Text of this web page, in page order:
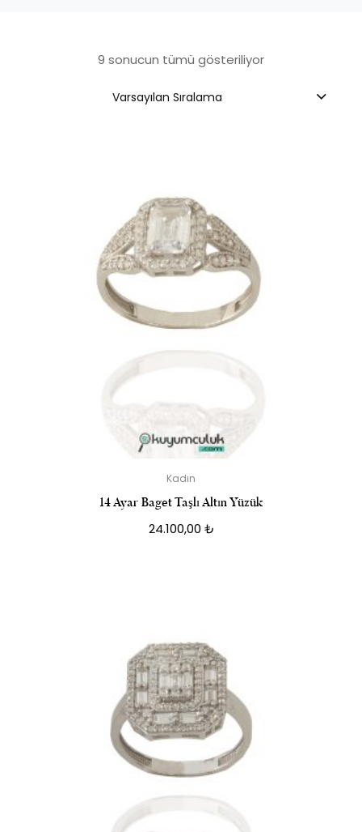
9 sonucun tümü gösteriliyor
Varsayılan Sıralama
Kadın
14 Ayar Baget Taşlı Altın Yüzük
24.100,00 ₺